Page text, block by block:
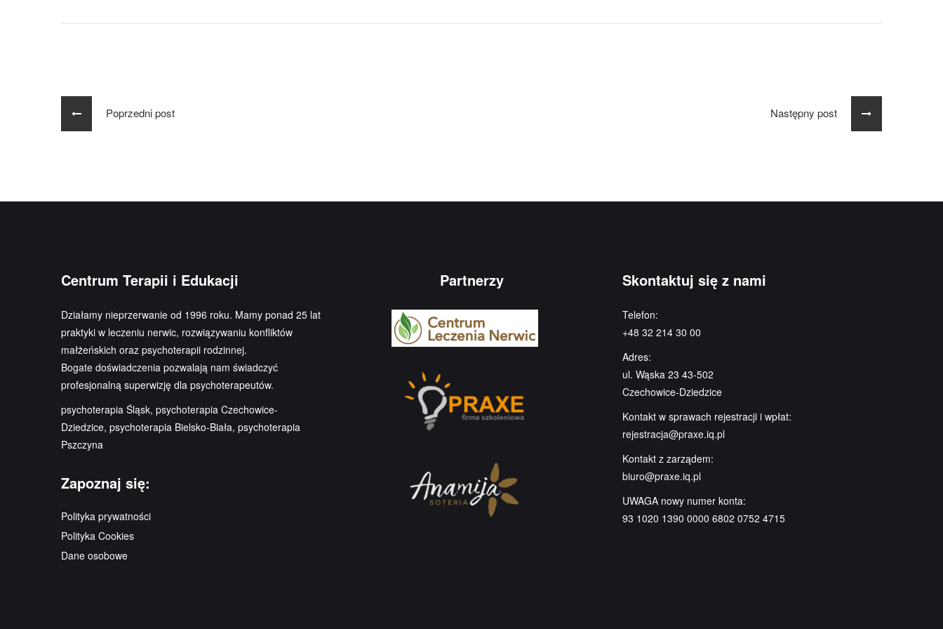
Poprzedni post Następny post
Centrum Terapii i Edukacji
Działamy nieprzerwanie od 1996 roku. Mamy ponad 25 lat
praktyki w leczeniu nerwic, rozwiązywaniu konfliktów
małżeńskich oraz psychoterapii rodzinnej.
Bogate doświadczenia pozwalają nam świadczyć
profesjonalną superwizję dla psychoterapeutów.
psychoterapia Śląsk, psychoterapia Czechowice-
Dziedzice, psychoterapia Bielsko-Biała, psychoterapia
Pszczyna
Zapoznaj się:
Polityka prywatności
Polityka Cookies
Dane osobowe
Partnerzy Skontaktuj się z nami
Telefon:
+48 32 214 30 00
Adres:
ul. Wąska 23 43-502
Czechowice-Dziedzice
Kontakt w sprawach rejestracji i wpłat:
rejestracja@praxe.iq.pl
Kontakt z zarządem:
biuro@praxe.iq.pl
UWAGA nowy numer konta:
93 1020 1390 0000 6802 0752 4715